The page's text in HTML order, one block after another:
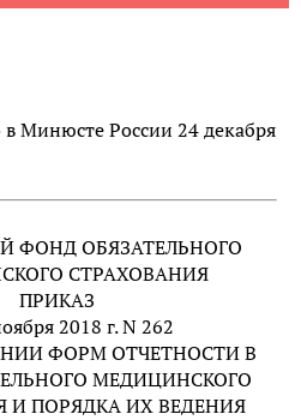
в Минюсте России 24 декабря
ФОНД ОБЯЗАТЕЛЬНОГО
СТРАХОВАНИЯ
ПРИКАЗ
2018 г. N 262
ФОРМ ОТЧЕТНОСТИ В
МЕДИЦИНСКОГО
И ПОРЯДКА ИХ ВЕДЕНИЯ